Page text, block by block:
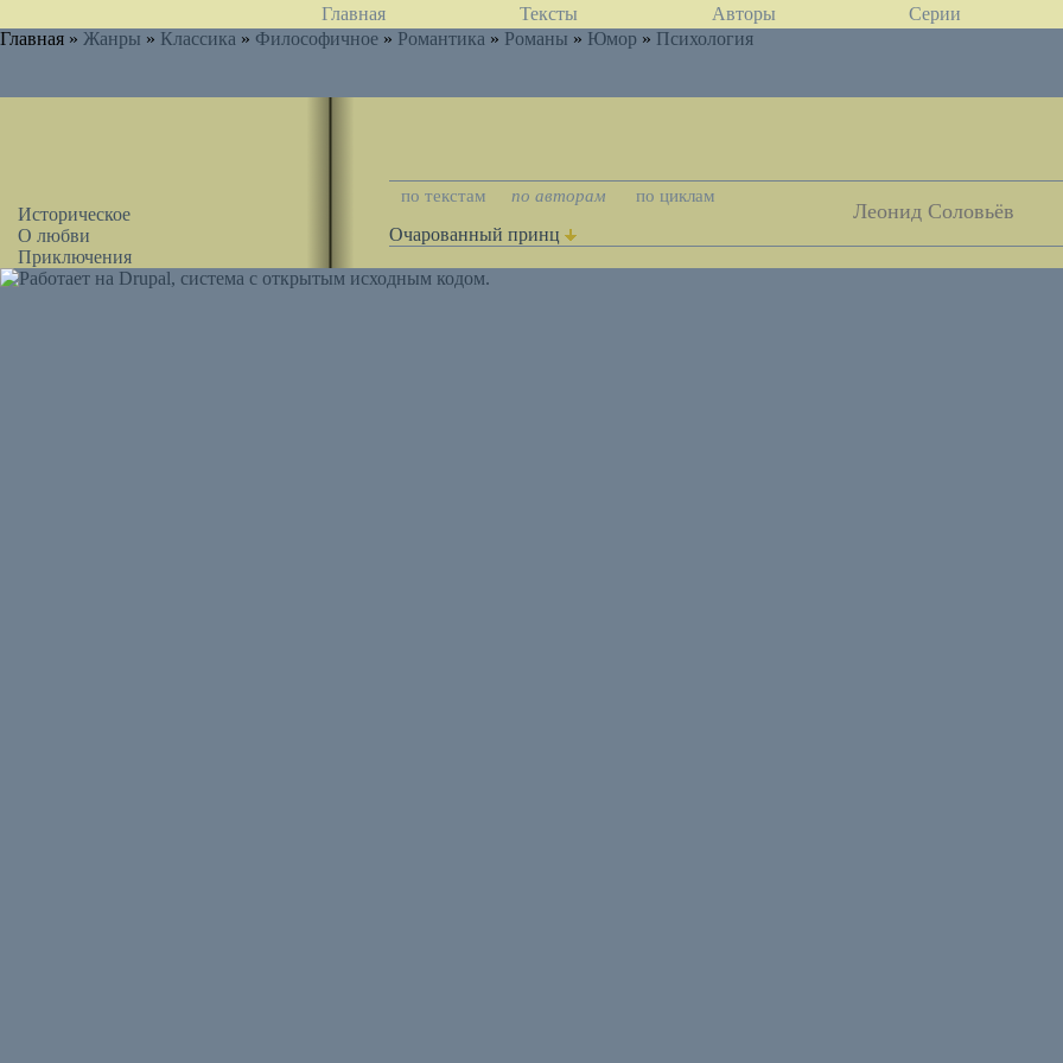
Главная Тексты Авторы Серии
Главная » Жанры » Классика » Философичное » Романтика » Романы » Юмор » Психология
Историческое
О любви
Приключения
по текстам по авторам по циклам
Леонид Соловьёв
Очарованный принц